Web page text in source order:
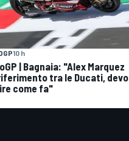
10 h
| Bagnaia: "Alex Marquez
tra le Ducati, devo
come fa"